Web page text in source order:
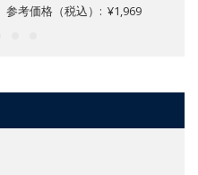
参考価格（税込）: ¥1,969